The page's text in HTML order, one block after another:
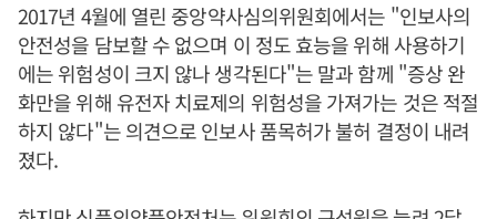
2017년 4월에 열린 중앙약사심의위원회에서는 "인보사의
안전성을 담보할 수 없으며 이 정도 효능을 위해 사용하기
에는 위험성이 크지 않나 생각된다"는 말과 함께 "증상 완
화만을 위해 유전자 치료제의 위험성을 가져가는 것은 적절
하지 않다"는 의견으로 인보사 품목허가 불허 결정이 내려
졌다.